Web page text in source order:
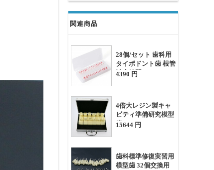
関連商品
28個/セット 歯科用
タイポドント歯 根管
治療練習モデル
4390 円
4倍大レジン製キャ
ビティ準備研究模型
歯 #7009 01
15644 円
歯科標準修復実習用
模型歯 32個交換用